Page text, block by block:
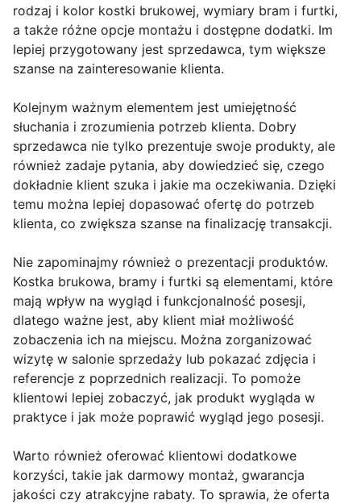
rodzaj i kolor kostki brukowej, wymiary bram i furtki,
a także różne opcje montażu i dostępne dodatki. Im
lepiej przygotowany jest sprzedawca, tym większe
szanse na zainteresowanie klienta.
Kolejnym ważnym elementem jest umiejętność
słuchania i zrozumienia potrzeb klienta. Dobry
sprzedawca nie tylko prezentuje swoje produkty, ale
również zadaje pytania, aby dowiedzieć się, czego
dokładnie klient szuka i jakie ma oczekiwania. Dzięki
temu można lepiej dopasować ofertę do potrzeb
klienta, co zwiększa szanse na finalizację transakcji.
Nie zapominajmy również o prezentacji produktów.
Kostka brukowa, bramy i furtki są elementami, które
mają wpływ na wygląd i funkcjonalność posesji,
dlatego ważne jest, aby klient miał możliwość
zobaczenia ich na miejscu. Można zorganizować
wizytę w salonie sprzedaży lub pokazać zdjęcia i
referencje z poprzednich realizacji. To pomoże
klientowi lepiej zobaczyć, jak produkt wygląda w
praktyce i jak może poprawić wygląd jego posesji.
Warto również oferować klientowi dodatkowe
korzyści, takie jak darmowy montaż, gwarancja
jakości czy atrakcyjne rabaty. To sprawia, że oferta